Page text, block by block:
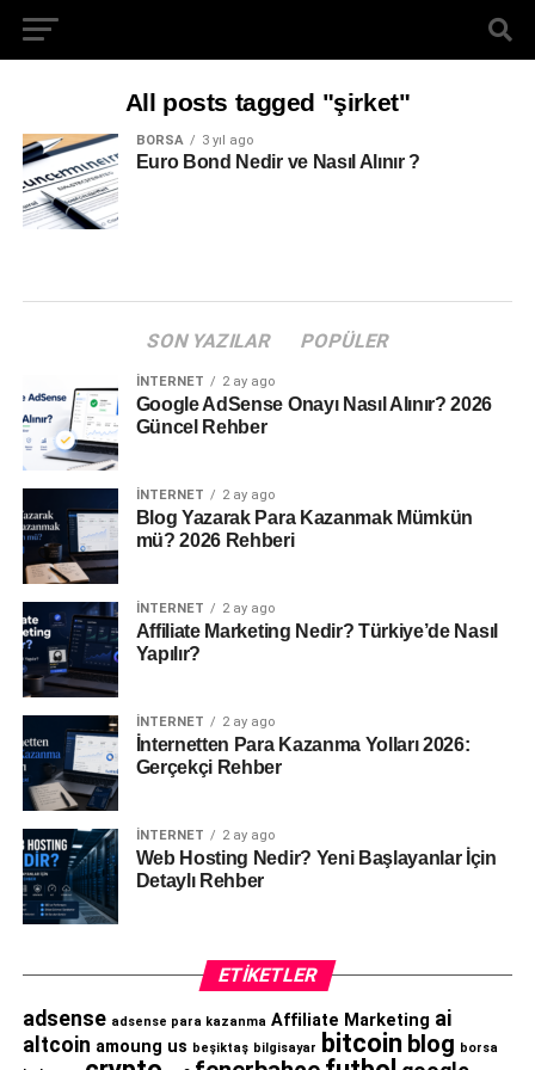
All posts tagged "şirket"
BORSA 3 yıl ago
Euro Bond Nedir ve Nasıl Alınır ?
SON YAZILAR POPÜLER
İNTERNET 2 ay ago
Google AdSense Onayı Nasıl Alınır? 2026
Güncel Rehber
İNTERNET 2 ay ago
Blog Yazarak Para Kazanmak Mümkün
mü? 2026 Rehberi
İNTERNET 2 ay ago
Affiliate Marketing Nedir? Türkiye’de Nasıl
Yapılır?
İNTERNET 2 ay ago
İnternetten Para Kazanma Yolları 2026:
Gerçekçi Rehber
İNTERNET 2 ay ago
Web Hosting Nedir? Yeni Başlayanlar İçin
Detaylı Rehber
ETIKETLER
adsense adsense para kazanma Affiliate Marketing ai
altcoin amoung us beşiktaş bilgisayar bitcoin blog borsa